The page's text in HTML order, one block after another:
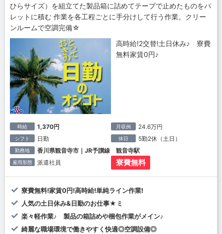
ひらサイズ）を組立てた製品箱に詰めてテープで止めたものをパ
レットに積む 作業を各工程ごとに手分けして行う作業。クリー
ンルームで空調完備☆
高時給!2交替!土日休み♪ 寮費
無料家賃0円♪
時給 1,370円 月収例 24.6万円
シフト 日勤 休日 5勤2休（土日）
勤務地 香川県観音寺市｜JR予讃線 観音寺駅
雇用形態 派遣社員 寮費無料
寮費無料!家賃0円!高時給!単純ライン作業!
人気の土日休み&日勤のお仕事★ミ
楽々軽作業♪ 製品の箱詰めや梱包作業がメイン♪
綺麗な職場環境で働きやすく快適◎空調設備◎